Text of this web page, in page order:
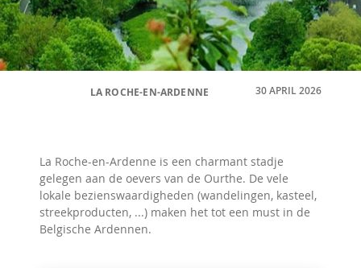
LA ROCHE-EN-ARDENNE 30 APRIL 2026
La Roche-en-Ardenne is een charmant stadje
gelegen aan de oevers van de Ourthe. De vele
lokale bezienswaardigheden (wandelingen, kasteel,
streekproducten, ...) maken het tot een must in de
Belgische Ardennen.